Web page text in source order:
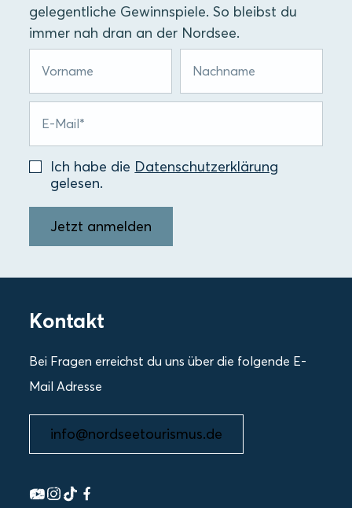
gelegentliche Gewinnspiele. So bleibst du
immer nah dran an der Nordsee.
Ich habe die Datenschutzerklärung
gelesen.
Jetzt anmelden
Kontakt
Bei Fragen erreichst du uns über die folgende E-
Mail Adresse
info@nordseetourismus.de